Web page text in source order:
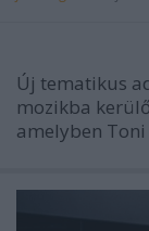
Új tematikus
mozikba
amelyben